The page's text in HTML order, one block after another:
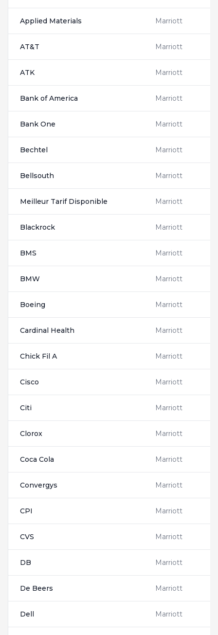
Applied Materials Marriott
AT&T Marriott
ATK Marriott
Bank of America Marriott
Bank One Marriott
Bechtel Marriott
Bellsouth Marriott
Meilleur Tarif Disponible Marriott
Blackrock Marriott
BMS Marriott
BMW Marriott
Boeing Marriott
Cardinal Health Marriott
Chick Fil A Marriott
Cisco Marriott
Citi Marriott
Clorox Marriott
Coca Cola Marriott
Convergys Marriott
CPI Marriott
CVS Marriott
DB Marriott
De Beers Marriott
Dell Marriott